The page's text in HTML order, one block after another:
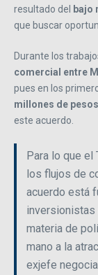
resultado del
bajo
que buscar
Durante los
comercial entre
pues en los
millones de
este acuerdo.
Para lo que
los flujos de
acuerdo está
inversionistas
materia de
mano a la
exjefe